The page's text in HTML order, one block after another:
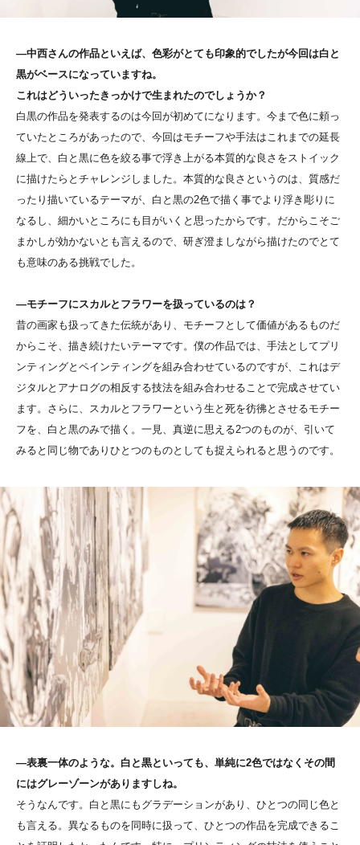
―中西さんの作品といえば、色彩がとても印象的でしたが今回は白と
黒がベースになっていますね。
これはどういったきっかけで生まれたのでしょうか？
白黒の作品を発表するのは今回が初めてになります。今まで色に頼っ
ていたところがあったので、今回はモチーフや手法はこれまでの延長
線上で、白と黒に色を絞る事で浮き上がる本質的な良さをストイック
に描けたらとチャレンジしました。本質的な良さというのは、質感だ
ったり描いているテーマが、白と黒の2色で描く事でより浮き彫りに
なるし、細かいところにも目がいくと思ったからです。だからこそご
まかしが効かないとも言えるので、研ぎ澄ましながら描けたのでとて
も意味のある挑戦でした。
―モチーフにスカルとフラワーを扱っているのは？
昔の画家も扱ってきた伝統があり、モチーフとして価値があるものだ
からこそ、描き続けたいテーマです。僕の作品では、手法としてプリ
ンティングとペインティングを組み合わせているのですが、これはデ
ジタルとアナログの相反する技法を組み合わせることで完成させてい
ます。さらに、スカルとフラワーという生と死を彷彿とさせるモチー
フを、白と黒のみで描く。一見、真逆に思える2つのものが、引いて
みると同じ物でありひとつのものとしても捉えられると思うのです。
―表裏一体のような。白と黒といっても、単純に2色ではなくその間
にはグレーゾーンがありますしね。
そうなんです。白と黒にもグラデーションがあり、ひとつの同じ色と
も言える。異なるものを同時に扱って、ひとつの作品を完成できるこ